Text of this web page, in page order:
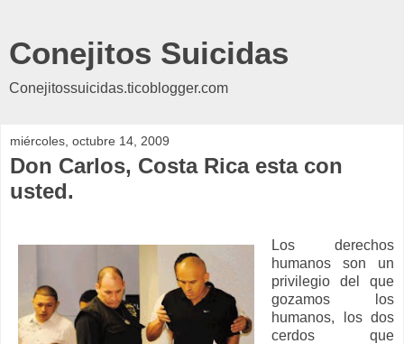
Conejitos Suicidas
Conejitossuicidas.ticoblogger.com
miércoles, octubre 14, 2009
Don Carlos, Costa Rica esta con
usted.
Los derechos
humanos son un
privilegio del que
gozamos los
humanos, los dos
cerdos que